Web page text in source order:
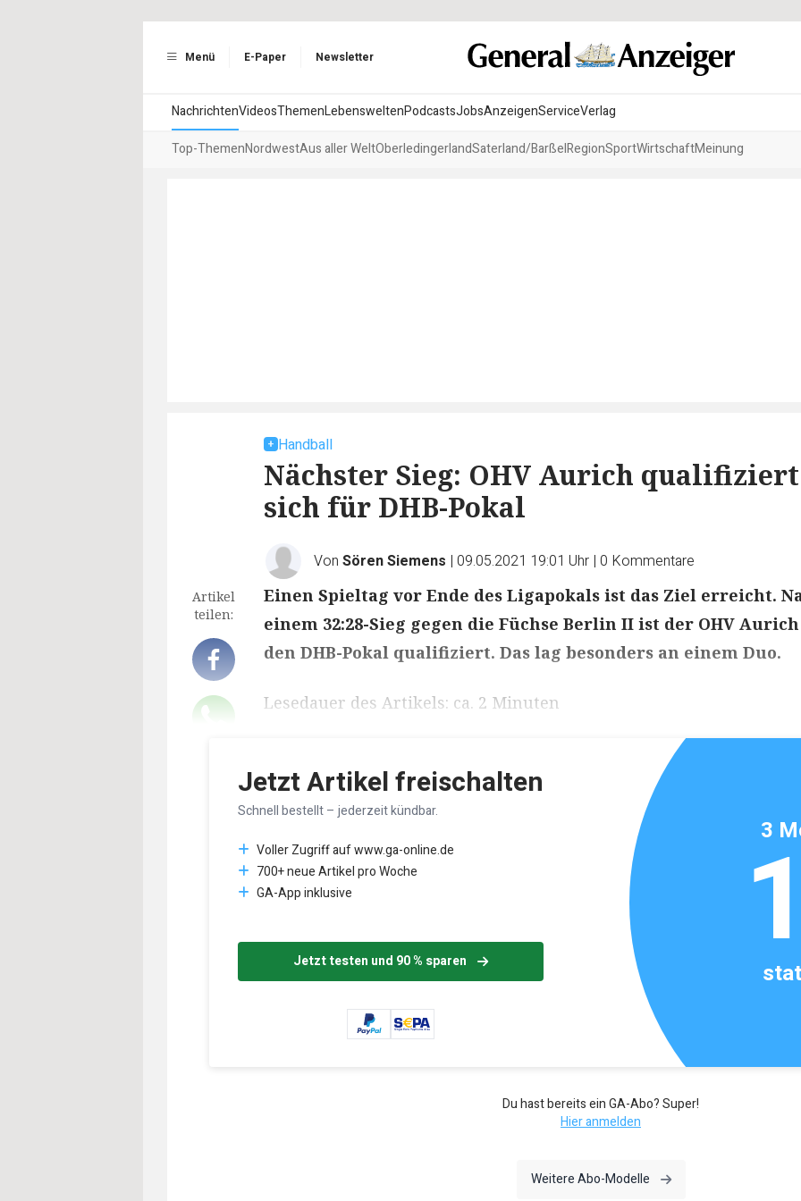
Menü E-Paper Newsletter
NachrichtenVideosThemenLebensweltenPodcastsJobsAnzeigenServiceVerlag
Top-ThemenNordwestAus aller WeltOberledingerlandSaterland/BarßelRegionSportWirtschaftMeinung
Handball
Nächster Sieg: OHV Aurich qualifiziert
sich für DHB-Pokal
Von Sören Siemens | 09.05.2021 19:01 Uhr | 0 Kommentare
Artikel
teilen:
Einen Spieltag vor Ende des Ligapokals ist das Ziel erreicht.
einem 32:28-Sieg gegen die Füchse Berlin II ist der OHV
den DHB-Pokal qualifiziert. Das lag besonders an einem Duo.
Lesedauer des Artikels: ca. 2 Minuten
Jetzt Artikel freischalten
Schnell bestellt – jederzeit kündbar.
Voller Zugriff auf www.ga-online.de
700+ neue Artikel pro Woche
GA-App inklusive
Jetzt testen und 90 % sparen
3
Du hast bereits ein GA-Abo? Super!
Hier anmelden
Weitere Abo-Modelle